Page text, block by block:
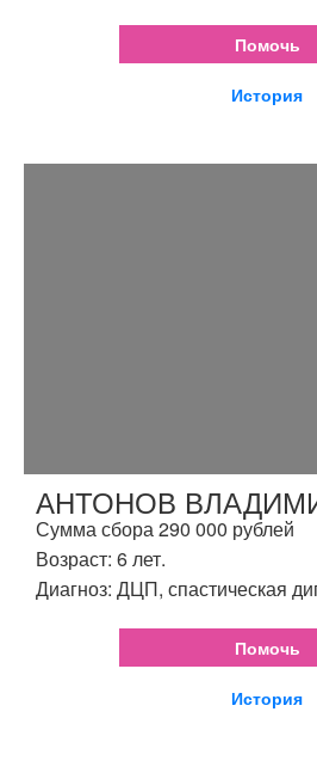
Помочь
История
АНТОНОВ
Сумма сбора 290 000 рублей
Возраст: 6 лет.
Диагноз: ДЦП, спастическая
Помочь
История